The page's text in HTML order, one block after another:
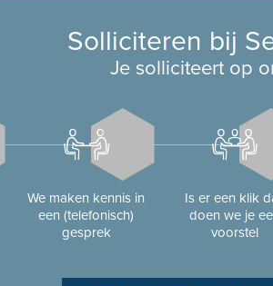
Solliciteren bij
Je solliciteert op
We maken kennis in
een (telefonisch)
gesprek
Is er een klik
doen we je
voorstel